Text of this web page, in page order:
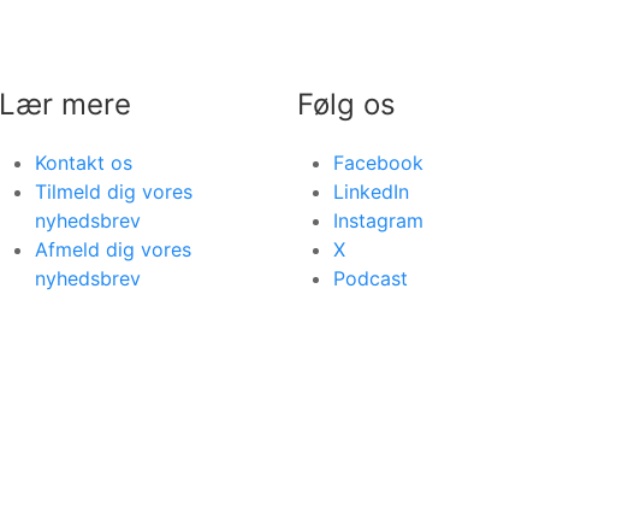
Lær mere
Kontakt os
Tilmeld dig vores
nyhedsbrev
Afmeld dig vores
nyhedsbrev
Følg os
Facebook
LinkedIn
Instagram
X
Podcast